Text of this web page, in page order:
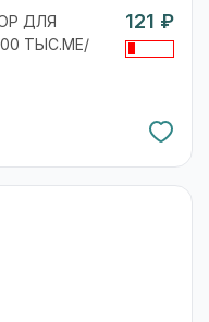
ДЛЯ
ТЫС.МЕ/
121 ₽